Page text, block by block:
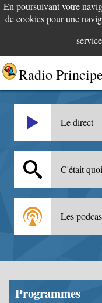
En poursuivant votre
de cookiespour une
Radio
Le direct
C'était
Les
Programmes